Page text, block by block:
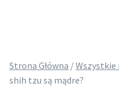
Strona Główna /Wszystkie
shih tzu są mądre?